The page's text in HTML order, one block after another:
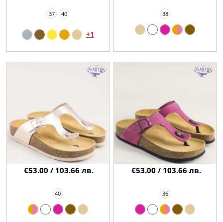
37 40
+1
38
40
€53.00 / 103.66 лв.
36
€53.00 / 103.66 лв.